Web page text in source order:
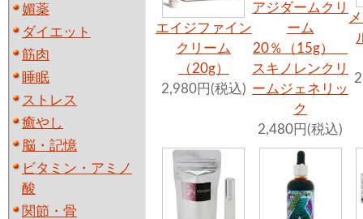
媚薬
ダイエット
筋肉
睡眠
ストレス
癒やし
脳・記憶
ビタミン・アミノ
酸
関節・骨
エイジファイン
クリーム
（20g）
2,980円(税込)
アジダームクリ
ーム
20％（15g）
スキノレンクリ
ームジェネリッ
ク
2,480円(税込)